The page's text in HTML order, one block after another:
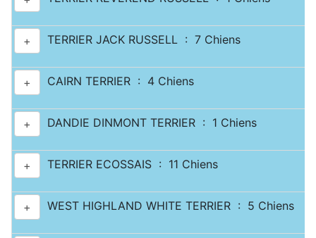
+ TERRIER JACK RUSSELL : 7 Chiens
+ CAIRN TERRIER : 4 Chiens
+ DANDIE DINMONT TERRIER : 1 Chiens
+ TERRIER ECOSSAIS : 11 Chiens
+ WEST HIGHLAND WHITE TERRIER : 5 Chiens